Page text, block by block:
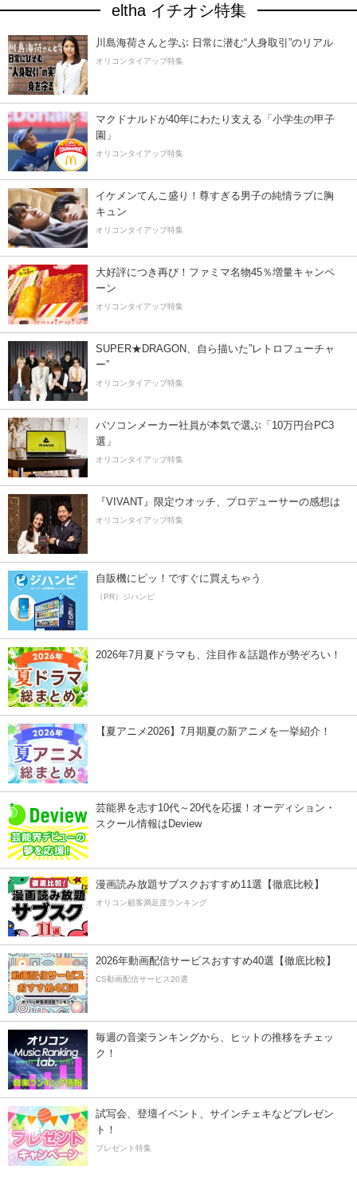
eltha イチオシ特集
川島海荷さんと学ぶ 日常に潜む“人身取引”のリアル
オリコンタイアップ特集
マクドナルドが40年にわたり支える「小学生の甲子
園」
オリコンタイアップ特集
イケメンてんこ盛り！尊すぎる男子の純情ラブに胸
キュン
オリコンタイアップ特集
大好評につき再び！ファミマ名物45％増量キャンペ
ーン
オリコンタイアップ特集
SUPER★DRAGON、自ら描いた”レトロフューチャ
ー”
オリコンタイアップ特集
パソコンメーカー社員が本気で選ぶ「10万円台PC3
選」
オリコンタイアップ特集
『VIVANT』限定ウオッチ、プロデューサーの感想は
オリコンタイアップ特集
自販機にピッ！ですぐに買えちゃう
（PR）ジハンピ
2026年7月夏ドラマも、注目作＆話題作が勢ぞろい！
【夏アニメ2026】7月期夏の新アニメを一挙紹介！
芸能界を志す10代～20代を応援！オーディション・
スクール情報はDeview
漫画読み放題サブスクおすすめ11選【徹底比較】
オリコン顧客満足度ランキング
2026年動画配信サービスおすすめ40選【徹底比較】
CS動画配信サービス20選
毎週の音楽ランキングから、ヒットの推移をチェッ
ク！
試写会、登壇イベント、サインチェキなどプレゼン
ト！
プレゼント特集